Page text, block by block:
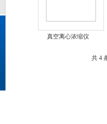
真空离心浓缩仪
共 4